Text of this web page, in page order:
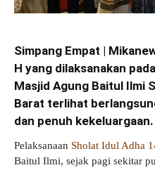
Simpang Empat |
H yang dilaksanakan
Masjid Agung Baitul Ilmi
Barat terlihat
dan penuh kekeluargaan.
Pelaksanaan Sholat Idul Adha
Baitul Ilmi, sejak pagi sekitar